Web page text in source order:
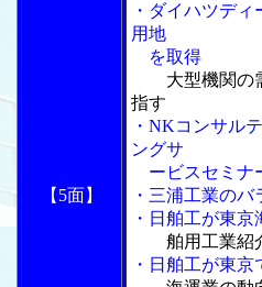
【5面】
・ダイハツデ
用地
を取得
大型機関の
指す
・NKコンサル
ングサ
ービスセミナ
・三浦工業の
・日舶工が東
舶用工業紹
・日舶工が東